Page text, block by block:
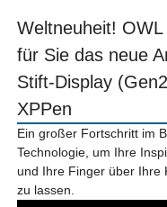
Weltneuheit!
für Sie das neue
Stift-Display
XPPen
Ein großer Fortschritt im
Technologie, um Ihre
und Ihre Finger über Ihre
zu lassen.